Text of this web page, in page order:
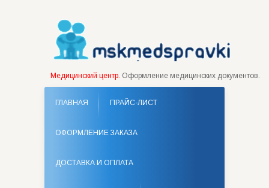
Медицинский центр. Оформление медицинских документов.
ГЛАВНАЯ ПРАЙС-ЛИСТ
ОФОРМЛЕНИЕ ЗАКАЗА
ДОСТАВКА И ОПЛАТА